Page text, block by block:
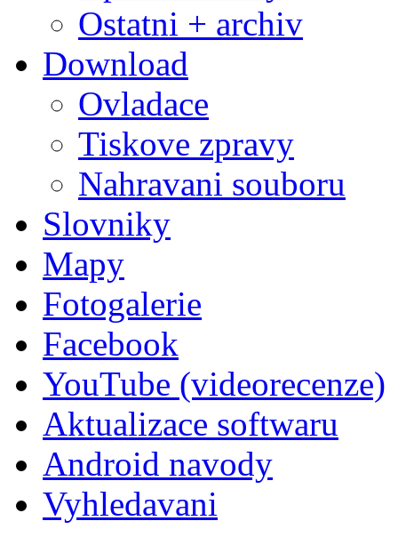
Ostatni + archiv
Download
Ovladace
Tiskove zpravy
Nahravani souboru
Slovniky
Mapy
Fotogalerie
Facebook
YouTube (videorecenze)
Aktualizace softwaru
Android navody
Vyhledavani